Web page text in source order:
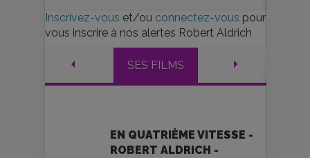
Inscrivez-vous et/ou connectez-vous pour
vous inscrire à nos alertes Robert Aldrich
SES FILMS
EN QUATRIÈME VITESSE -
ROBERT ALDRICH -